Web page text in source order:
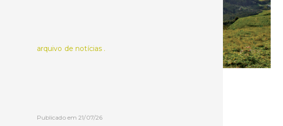
arquivo de notícias .
Publicado em 21/07/26